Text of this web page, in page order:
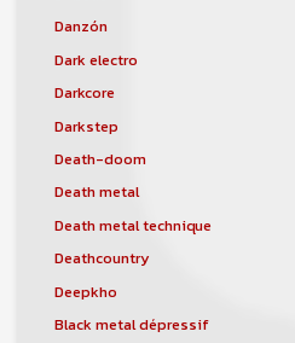
Danzón
Dark electro
Darkcore
Darkstep
Death-doom
Death metal
Death metal technique
Deathcountry
Deepkho
Black metal dépressif